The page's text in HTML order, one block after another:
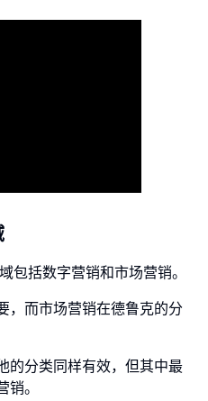
包括数字营销和市场营销。
，而市场营销在德鲁克的分
的分类同样有效，但其中最
。